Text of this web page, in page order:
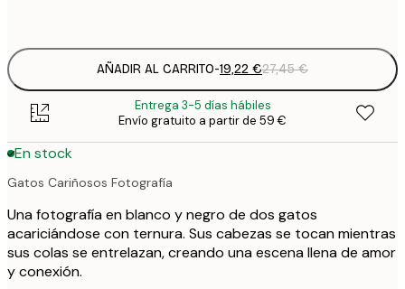
AÑADIR AL CARRITO-19,22 €27,45 €
Entrega 3-5 días hábiles
Envío gratuito a partir de 59 €
En stock
Gatos Cariñosos Fotografía
Una fotografía en blanco y negro de dos gatos
acariciándose con ternura. Sus cabezas se tocan mientras
sus colas se entrelazan, creando una escena llena de amor
y conexión.